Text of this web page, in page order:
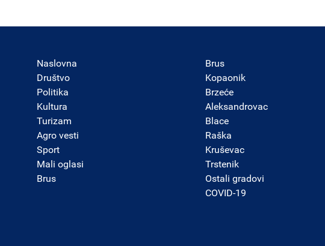
Naslovna
Društvo
Politika
Kultura
Turizam
Agro vesti
Sport
Mali oglasi
Brus
Brus
Kopaonik
Brzeće
Aleksandrovac
Blace
Raška
Kruševac
Trstenik
Ostali gradovi
COVID-19